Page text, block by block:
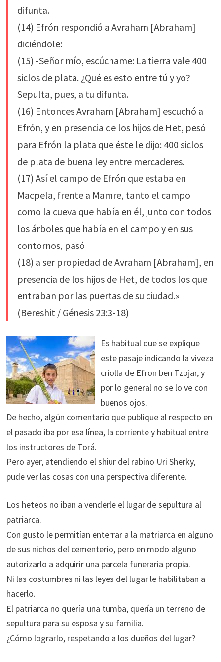
difunta.
(14) Efrón respondió a Avraham [Abraham]
diciéndole:
(15) -Señor mío, escúchame: La tierra vale 400
siclos de plata. ¿Qué es esto entre tú y yo?
Sepulta, pues, a tu difunta.
(16) Entonces Avraham [Abraham] escuchó a
Efrón, y en presencia de los hijos de Het, pesó
para Efrón la plata que éste le dijo: 400 siclos
de plata de buena ley entre mercaderes.
(17) Así el campo de Efrón que estaba en
Macpela, frente a Mamre, tanto el campo
como la cueva que había en él, junto con todos
los árboles que había en el campo y en sus
contornos, pasó
(18) a ser propiedad de Avraham [Abraham], en
presencia de los hijos de Het, de todos los que
entraban por las puertas de su ciudad.»
(Bereshit / Génesis 23:3-18)
Es habitual que se explique
este pasaje indicando la viveza
criolla de Efron ben Tzojar, y
por lo general no se lo ve con
buenos ojos.
De hecho, algún comentario que publique al respecto en
el pasado iba por esa línea, la corriente y habitual entre
los instructores de Torá.
Pero ayer, atendiendo el shiur del rabino Uri Sherky,
pude ver las cosas con una perspectiva diferente.
Los heteos no iban a venderle el lugar de sepultura al
patriarca.
Con gusto le permitían enterrar a la matriarca en alguno
de sus nichos del cementerio, pero en modo alguno
autorizarlo a adquirir una parcela funeraria propia.
Ni las costumbres ni las leyes del lugar le habilitaban a
hacerlo.
El patriarca no quería una tumba, quería un terreno de
sepultura para su esposa y su familia.
¿Cómo lograrlo, respetando a los dueños del lugar?